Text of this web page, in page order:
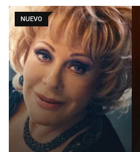
NUEVO